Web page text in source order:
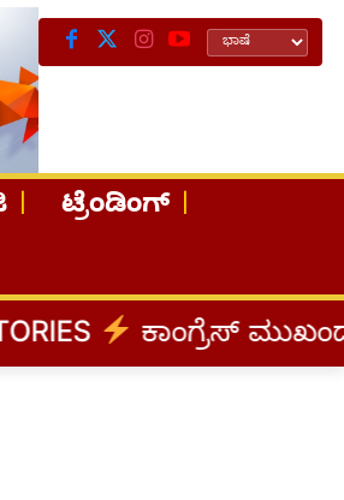
ಟ್ರೆಂಡಿಂಗ್
ಮುಖಂಡ, ಉದ್ಯಮಿ